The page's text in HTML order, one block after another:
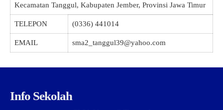
Kecamatan Tanggul, Kabupaten Jember, Provinsi Jawa Timur
TELEPON (0336) 441014
EMAIL sma2_tanggul39@yahoo.com
Info Sekolah